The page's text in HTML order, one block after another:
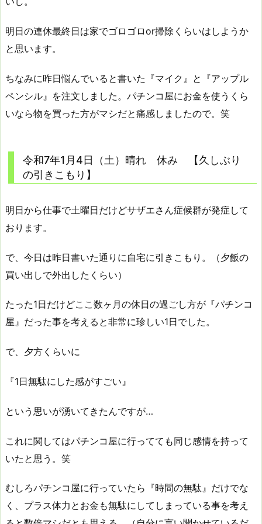
明日の連休最終日は家でゴロゴロor掃除くらいはしようか
と思います。
ちなみに昨日悩んでいると書いた『マイク』と『アップル
ペンシル』を注文しました。パチンコ屋にお金を使うくら
いなら物を買った方がマシだと痛感しましたので。笑
令和7年1月4日（土）晴れ 休み 【久しぶり
の引きこもり】
明日から仕事で土曜日だけどサザエさん症候群が発症して
おります。
で、今日は昨日書いた通りに自宅に引きこもり。（夕飯の
買い出しで外出したくらい）
たった1日だけどここ数ヶ月の休日の過ごし方が『パチンコ
屋』だった事を考えると非常に珍しい1日でした。
で、夕方くらいに
『1日無駄にした感がすごい』
という思いが湧いてきたんですが…
これに関してはパチンコ屋に行ってても同じ感情を持って
いたと思う。笑
むしろパチンコ屋に行っていたら『時間の無駄』だけでな
く、プラス体力とお金も無駄にしてしまっている事を考え